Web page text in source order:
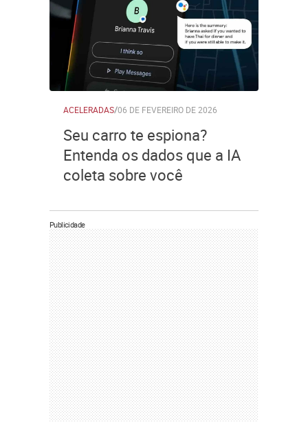
ACELERADAS/06 DE FEVEREIRO DE 2026
Seu carro te espiona?
Entenda os dados que a IA
coleta sobre você
Publicidade